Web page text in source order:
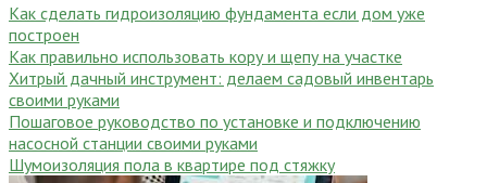
Как сделать гидроизоляцию фундамента если дом уже
построен
Как правильно использовать кору и щепу на участке
Хитрый дачный инструмент: делаем садовый инвентарь
своими руками
Пошаговое руководство по установке и подключению
насосной станции своими руками
Шумоизоляция пола в квартире под стяжку